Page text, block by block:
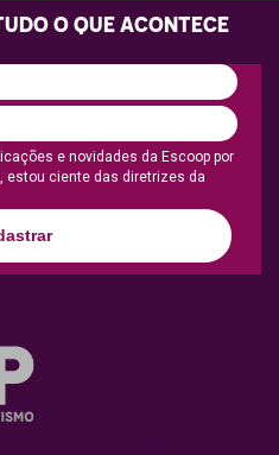
O QUE ACONTECE
e novidades da Escoop por
estou ciente das diretrizes da